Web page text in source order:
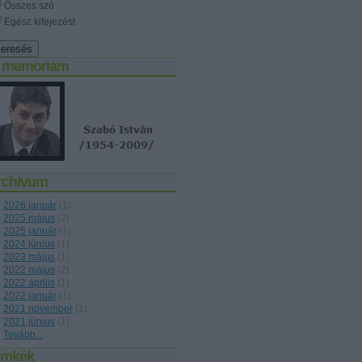
Összes szó
Egész kifejezést
memoriam
2026 január
2025 május
2025 január
2024 június
2023 május
2022 május
2022 április
2022 január
2021 november
2021 június
Tovább...